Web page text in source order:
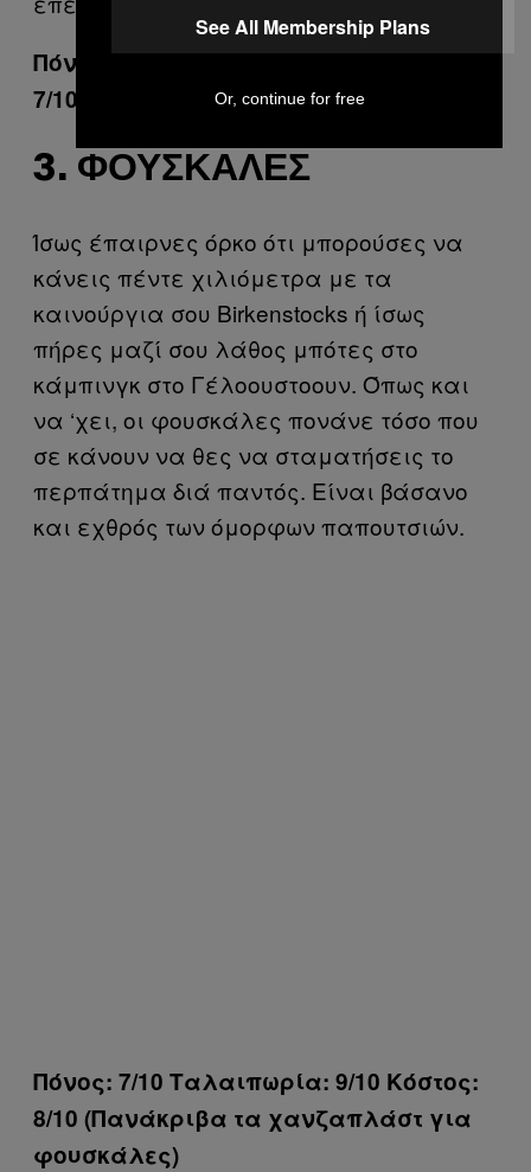
Πόνος: 7/10 Ταλαιπωρία: 9/10 Κόστος:
7/10
3. ΦΟΥΣΚΆΛΕΣ
Ίσως έπαιρνες όρκο ότι μπορούσες να
κάνεις πέντε χιλιόμετρα με τα
καινούργια σου Birkenstocks ή ίσως
πήρες μαζί σου λάθος μπότες στο
κάμπινγκ στο Γέλοουστοουν. Όπως και
να ‘χει, οι φουσκάλες πονάνε τόσο που
σε κάνουν να θες να σταματήσεις το
περπάτημα διά παντός. Είναι βάσανο
και εχθρός των όμορφων παπουτσιών.
Πόνος: 7/10 Ταλαιπωρία: 9/10 Κόστος:
8/10 (Πανάκριβα τα χανζαπλάστ για
φουσκάλες)
See All Membership Plans
Or, continue for free